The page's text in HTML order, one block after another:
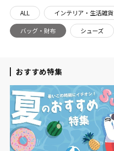
ALL インテリア・生活雑貨
バッグ・財布 シューズ
おすすめ特集